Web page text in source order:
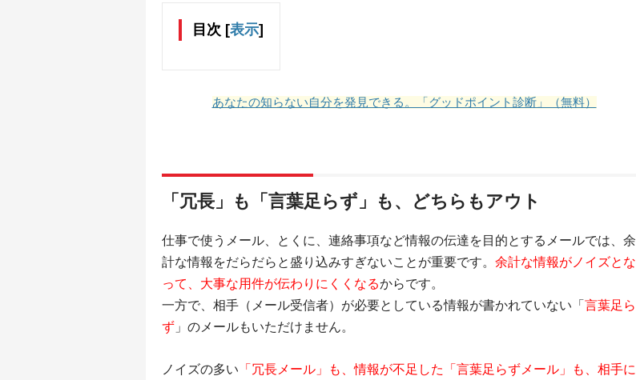
目次 [表示]
あなたの知らない自分を発見できる。「グッドポイント診断」（無料）
「冗長」も「言葉足らず」も、どちらもアウト
仕事で使うメール、とくに、連絡事項など情報の伝達を目的とするメールでは、余
計な情報をだらだらと盛り込みすぎないことが重要です。 余計な情報がノイズとな
って、大事な用件が伝わりにくくなるからです。
一方で、相手（メール受信者）が必要としている情報が書かれていない「 言葉足ら
ず 」のメールもいただけません。
ノイズの多い 「冗長メール」も、情報が不足した「言葉足らずメール」も、相手に